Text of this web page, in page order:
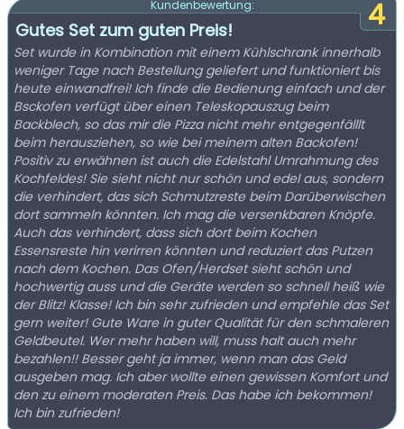
4
Kundenbewertung:
Gutes Set zum guten Preis!
Set wurde in Kombination mit einem Kühlschrank innerhalb
weniger Tage nach Bestellung geliefert und funktioniert bis
heute einwandfrei! Ich finde die Bedienung einfach und der
Bsckofen verfügt über einen Teleskopauszug beim
Backblech, so das mir die Pizza nicht mehr entgegenfälllt
beim herausziehen, so wie bei meinem alten Backofen!
Positiv zu erwähnen ist auch die Edelstahl Umrahmung des
Kochfeldes! Sie sieht nicht nur schön und edel aus, sondern
die verhindert, das sich Schmutzreste beim Darüberwischen
dort sammeln könnten. Ich mag die versenkbaren Knöpfe.
Auch das verhindert, dass sich dort beim Kochen
Essensreste hin verirren könnten und reduziert das Putzen
nach dem Kochen. Das Ofen/Herdset sieht schön und
hochwertig auss und die Geräte werden so schnell heiß wie
der Blitz! Klasse! Ich bin sehr zufrieden und empfehle das Set
gern weiter! Gute Ware in guter Qualität für den schmaleren
Geldbeutel. Wer mehr haben will, muss halt auch mehr
bezahlen!! Besser geht ja immer, wenn man das Geld
ausgeben mag. Ich aber wollte einen gewissen Komfort und
den zu einem moderaten Preis. Das habe ich bekommen!
Ich bin zufrieden!